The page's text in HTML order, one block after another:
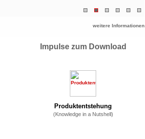
weitere Informationen
Impulse zum Download
Produktentstehung
(Knowledge in a Nutshell)